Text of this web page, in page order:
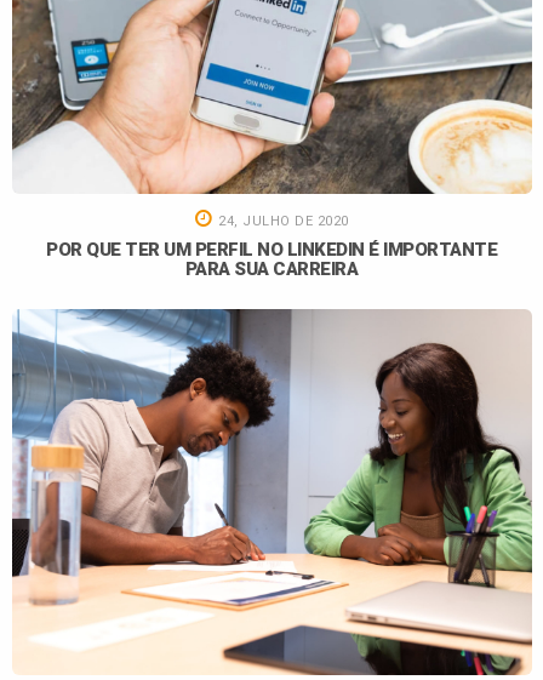
24, JULHO DE 2020
POR QUE TER UM PERFIL NO LINKEDIN É IMPORTANTE
PARA SUA CARREIRA